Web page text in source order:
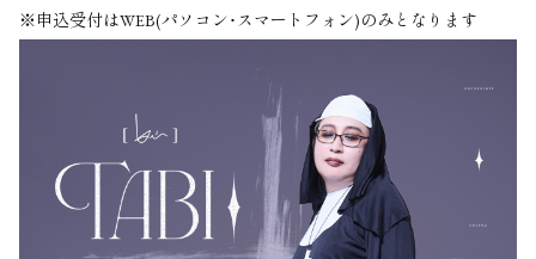
※申込受付はWEB(パソコン･スマートフォン)のみとなります